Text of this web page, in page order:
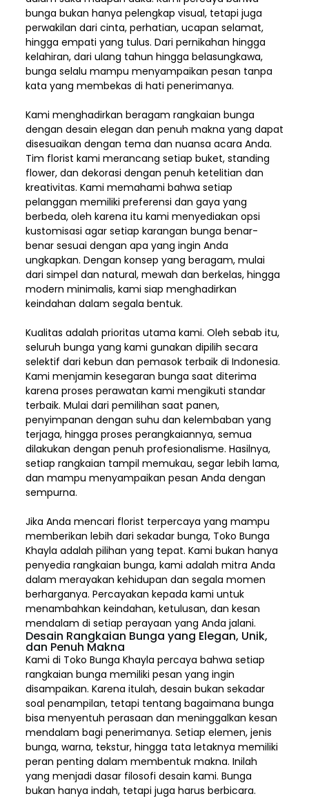
bunga bukan hanya pelengkap visual, tetapi juga
perwakilan dari cinta, perhatian, ucapan selamat,
hingga empati yang tulus. Dari pernikahan hingga
kelahiran, dari ulang tahun hingga belasungkawa,
bunga selalu mampu menyampaikan pesan tanpa
kata yang membekas di hati penerimanya.
Kami menghadirkan beragam rangkaian bunga
dengan desain elegan dan penuh makna yang dapat
disesuaikan dengan tema dan nuansa acara Anda.
Tim florist kami merancang setiap buket, standing
flower, dan dekorasi dengan penuh ketelitian dan
kreativitas. Kami memahami bahwa setiap
pelanggan memiliki preferensi dan gaya yang
berbeda, oleh karena itu kami menyediakan opsi
kustomisasi agar setiap karangan bunga benar-
benar sesuai dengan apa yang ingin Anda
ungkapkan. Dengan konsep yang beragam, mulai
dari simpel dan natural, mewah dan berkelas, hingga
modern minimalis, kami siap menghadirkan
keindahan dalam segala bentuk.
Kualitas adalah prioritas utama kami. Oleh sebab itu,
seluruh bunga yang kami gunakan dipilih secara
selektif dari kebun dan pemasok terbaik di Indonesia.
Kami menjamin kesegaran bunga saat diterima
karena proses perawatan kami mengikuti standar
terbaik. Mulai dari pemilihan saat panen,
penyimpanan dengan suhu dan kelembaban yang
terjaga, hingga proses perangkaiannya, semua
dilakukan dengan penuh profesionalisme. Hasilnya,
setiap rangkaian tampil memukau, segar lebih lama,
dan mampu menyampaikan pesan Anda dengan
sempurna.
Jika Anda mencari florist terpercaya yang mampu
memberikan lebih dari sekadar bunga, Toko Bunga
Khayla adalah pilihan yang tepat. Kami bukan hanya
penyedia rangkaian bunga, kami adalah mitra Anda
dalam merayakan kehidupan dan segala momen
berharganya. Percayakan kepada kami untuk
menambahkan keindahan, ketulusan, dan kesan
mendalam di setiap perayaan yang Anda jalani.
Desain Rangkaian Bunga yang Elegan, Unik,
dan Penuh Makna
Kami di Toko Bunga Khayla percaya bahwa setiap
rangkaian bunga memiliki pesan yang ingin
disampaikan. Karena itulah, desain bukan sekadar
soal penampilan, tetapi tentang bagaimana bunga
bisa menyentuh perasaan dan meninggalkan kesan
mendalam bagi penerimanya. Setiap elemen, jenis
bunga, warna, tekstur, hingga tata letaknya memiliki
peran penting dalam membentuk makna. Inilah
yang menjadi dasar filosofi desain kami. Bunga
bukan hanya indah, tetapi juga harus berbicara.